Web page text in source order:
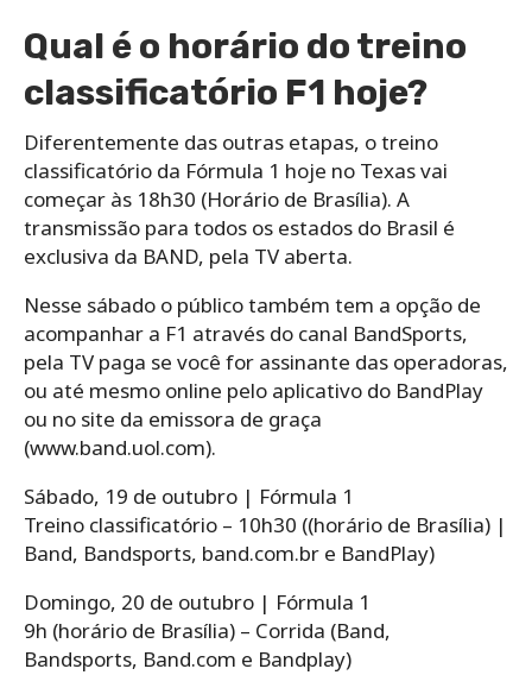
Qual é o horário do treino
classificatório F1 hoje?
Diferentemente das outras etapas, o treino
classificatório da Fórmula 1 hoje no Texas vai
começar às 18h30 (Horário de Brasília). A
transmissão para todos os estados do Brasil é
exclusiva da BAND, pela TV aberta.
Nesse sábado o público também tem a opção de
acompanhar a F1 através do canal BandSports,
pela TV paga se você for assinante das operadoras,
ou até mesmo online pelo aplicativo do BandPlay
ou no site da emissora de graça
(www.band.uol.com).
Sábado, 19 de outubro | Fórmula 1
Treino classificatório – 10h30 ((horário de Brasília) |
Band, Bandsports, band.com.br e BandPlay)
Domingo, 20 de outubro | Fórmula 1
9h (horário de Brasília) – Corrida (Band,
Bandsports, Band.com e Bandplay)